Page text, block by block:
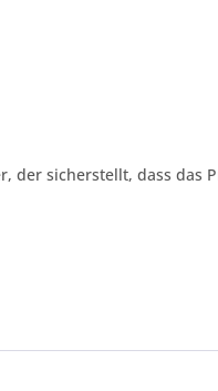
der sicherstellt, dass